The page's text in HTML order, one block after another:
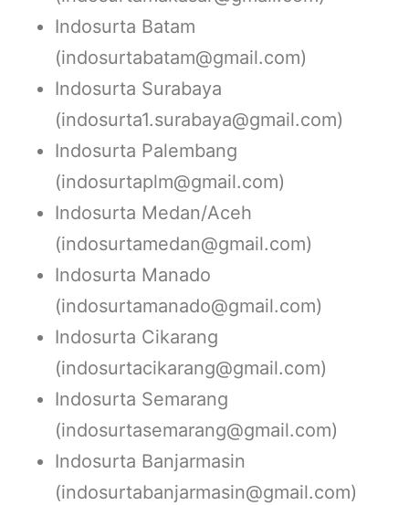
Indosurta Batam
(indosurtabatam@gmail.com)
Indosurta Surabaya
(indosurta1.surabaya@gmail.com)
Indosurta Palembang
(indosurtaplm@gmail.com)
Indosurta Medan/Aceh
(indosurtamedan@gmail.com)
Indosurta Manado
(indosurtamanado@gmail.com)
Indosurta Cikarang
(indosurtacikarang@gmail.com)
Indosurta Semarang
(indosurtasemarang@gmail.com)
Indosurta Banjarmasin
(indosurtabanjarmasin@gmail.com)